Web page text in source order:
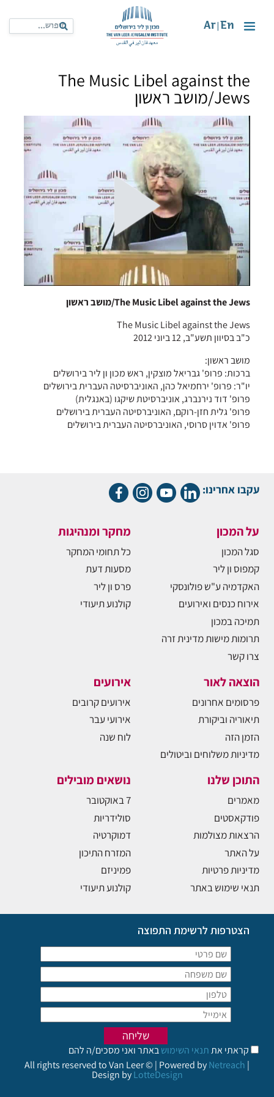
En
Ar
The Music Libel against the
Jews/מושב ראשון
The Music Libel against the Jews/מושב ראשון
The Music Libel against the Jews
כ"ב בסיוון תשע"ב, 12 ביוני 2012
מושב ראשון:
ברכות: פרופ' גבריאל מוצקין, ראש מכון ון ליר בירושלים
יו"ר: פרופ' ירחמיאל כהן, האוניברסיטה העברית בירושלים
פרופ' דוד נירנברג, אוניברסיטת שיקגו (באנגלית)
פרופ' גלית חזן-רוקם, האוניברסיטה העברית בירושלים
פרופ' אדוין סרוסי, האוניברסיטה העברית בירושלים
עקבו אחרינו:
על המכון
סגל המכון
קמפוס ון ליר
האקדמיה ע"ש פולונסקי
אירוח כנסים ואירועים
תמיכה במכון
תרומות מישות מדינית זרה
צרו קשר
מחקר ומנהיגות
כל תחומי המחקר
מסעות דעת
פרס ון ליר
קולנוע תיעודי
הוצאה לאור
פרסומים אחרונים
תיאוריה וביקורת
הזמן הזה
מדיניות משלוחים וביטולים
אירועים
אירועים קרובים
אירועי עבר
לוח שנה
התוכן שלנו
מאמרים
פודקאסטים
הרצאות מצולמות
על האתר
מדיניות פרטיות
תנאי שימוש באתר
נושאים מובילים
7 באוקטובר
סולידריות
דמוקרטיה
המזרח התיכון
פמיניזם
קולנוע תיעודי
הצטרפות לרשימת התפוצה
קראתי אתתנאי השימושבאתר ואני מסכים/ה להם
All rights reserved to Van Leer © | Powered byNetreach |
Design byLotteDesign